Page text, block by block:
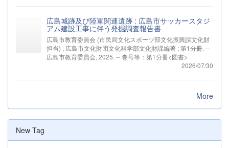
広島城跡及び陸軍関連遺跡 : 広島市サッカースタジ
アム建設工事に伴う発掘調査報告書
広島市教育委員会 (市民局文化スポーツ部文化振興課文化財
担当) , 広島市文化財団文化科学部文化財課編著 ; 第1分冊. --
広島市教育委員会, 2025. -- 巻号等：第1分冊<図書>
2026/07/30
More
New Tag